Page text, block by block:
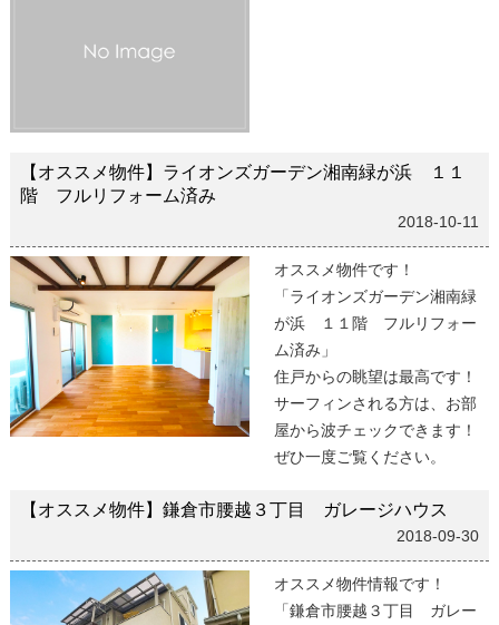
【オススメ物件】ライオンズガーデン湘南緑が浜 １１
階 フルリフォーム済み
2018-10-11
オススメ物件です！
「ライオンズガーデン湘南緑
が浜 １１階 フルリフォー
ム済み」
住戸からの眺望は最高です！
サーフィンされる方は、お部
屋から波チェックできます！
ぜひ一度ご覧ください。
【オススメ物件】鎌倉市腰越３丁目 ガレージハウス
2018-09-30
オススメ物件情報です！
「鎌倉市腰越３丁目 ガレー